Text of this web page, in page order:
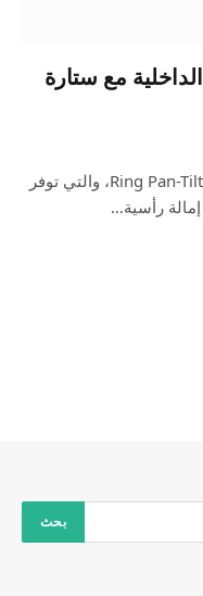
إطلاق كاميرا Ring Pan-Tilt الداخلية مع ستارة
تم الإعلان اليوم عن أول كاميرا Ring Pan-Tilt Indoor، والتي توفر